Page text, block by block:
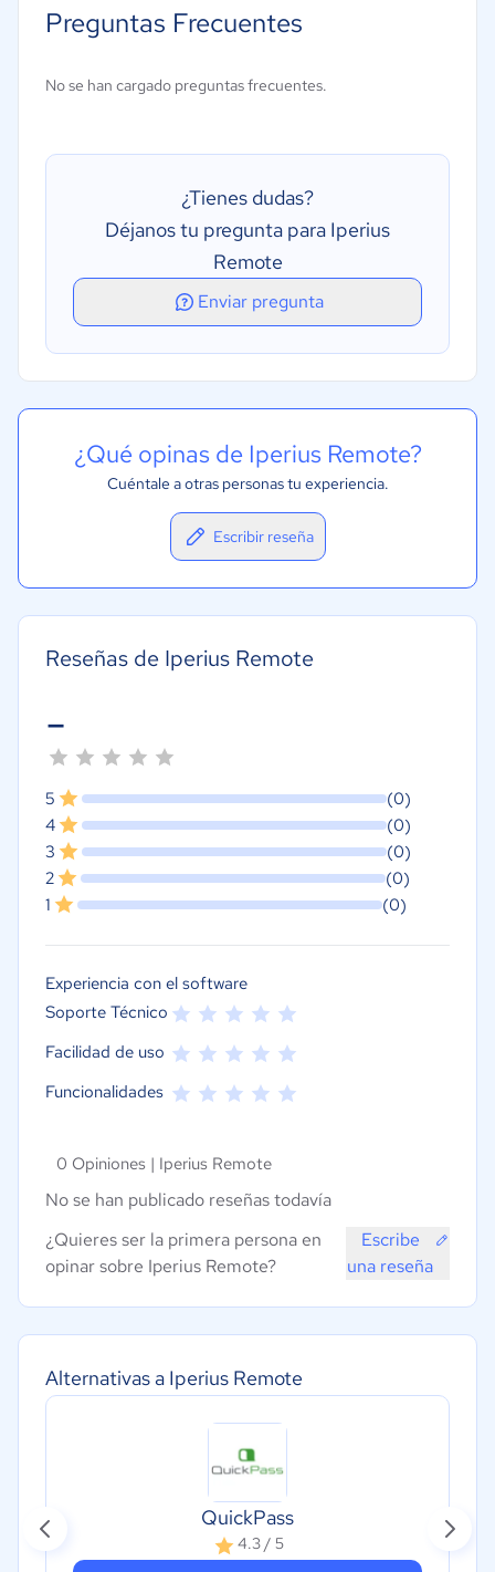
Alternativas a Iperius Remote
QuickPass
4.3 / 5
Acceso remoto
Uso compartido de la pantalla
Preguntas Frecuentes
No se han cargado preguntas frecuentes.
¿Tienes dudas?
Déjanos tu pregunta para Iperius
Remote
Enviar pregunta
¿Qué opinas de Iperius Remote?
Cuéntale a otras personas tu experiencia.
Escribir reseña
Reseñas de Iperius Remote
-
5
(0)
4
(0)
3
(0)
2
(0)
1
(0)
Experiencia con el software
Soporte Técnico
Facilidad de uso
Funcionalidades
0 Opiniones | Iperius Remote
No se han publicado reseñas todavía
¿Quieres ser la primera persona en
opinar sobre Iperius Remote?
Escribe
una reseña